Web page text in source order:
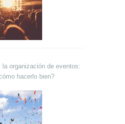
la organización de eventos:
hacerlo bien?